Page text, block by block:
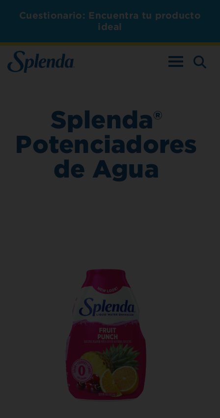
Cuestionario: Encuentra tu producto
ideal
ALTERNAR
Splenda®
Potenciadores
de Agua